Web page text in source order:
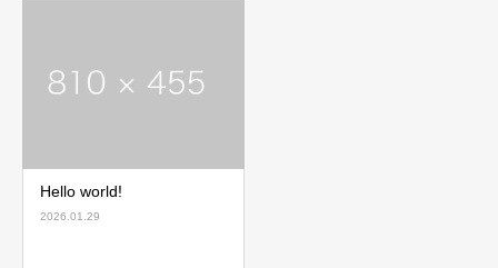
Hello world!
2026.01.29